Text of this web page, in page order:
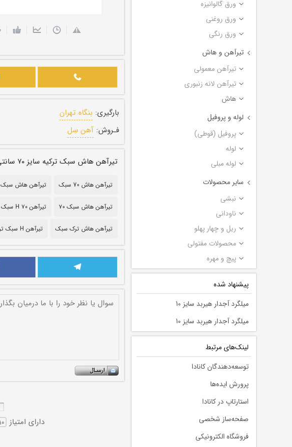
ورق گالوانیزه
ورق روغنی
ورق رنگی
تیرآهن و هاش
تیرآهن معمولی
تیرآهن لانه زنبوری
هاش
لوله و پروفیل
پروفیل (قوطی)
لوله
لوله مبلی
سایر محصولات
نبشی
ناودانی
ریل و چهار پهلو
محصولات مفتولی
پیچ و مهره
پیشنهاد شده
میلگرد آجدار هیربد سایز 10
میلگرد آجدار هیربد سایز 10
لينك‌های مرتبط
توسعه‌دهندگان کانادا
پرورش ایده‌ها
استارتاپ در کانادا
صفحه‌ساز شخصی
فروشگاه الکترونیکی
بارگیری: بنگاه تهران
فـروش: آهن سِل
تیرآهن هاش سبک ترکیه سایز ۷۰ سانتی متر
تیرآهن هاش 70 سبک تیرآهن هاش سبک 70
تیرآهن هاش سبک ۷۰ تیرآهن H ۷۰ سبک
تیرآهن هاش ترک سبک تیرآهن H سبک ترک
دارای امتیاز